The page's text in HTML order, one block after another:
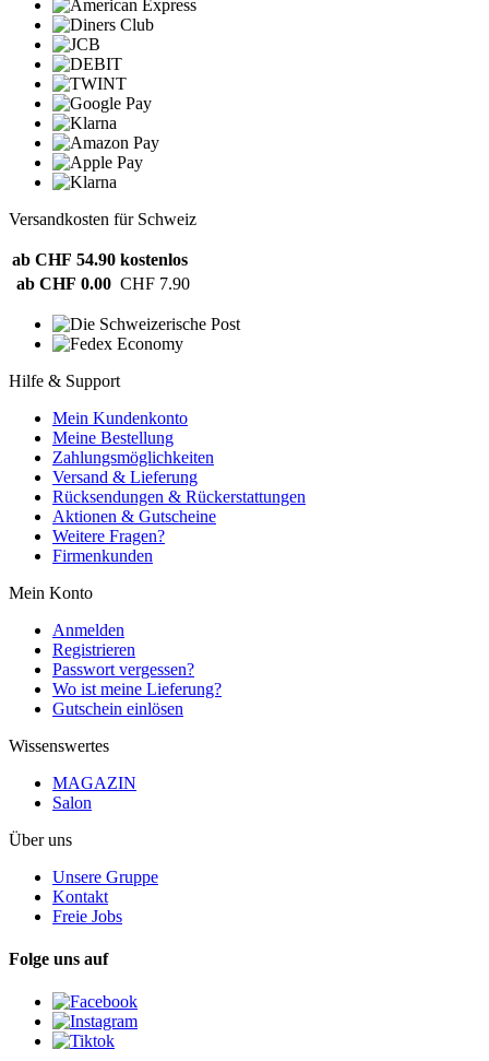
Versandkosten für Schweiz
ab CHF 54.90 kostenlos
ab CHF 0.00 CHF 7.90
Hilfe & Support
Mein Kundenkonto
Meine Bestellung
Zahlungsmöglichkeiten
Versand & Lieferung
Rücksendungen & Rückerstattungen
Aktionen & Gutscheine
Weitere Fragen?
Firmenkunden
Mein Konto
Anmelden
Registrieren
Passwort vergessen?
Wo ist meine Lieferung?
Gutschein einlösen
Wissenswertes
MAGAZIN
Salon
Über uns
Unsere Gruppe
Kontakt
Freie Jobs
Folge uns auf